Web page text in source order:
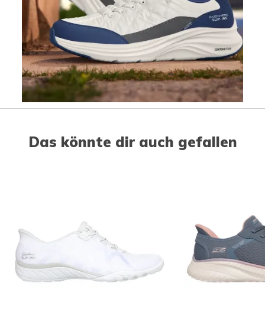
Slidepanel 1 of 1, Showing items 1 to 1 of 1.
Das könnte dir auch gefallen